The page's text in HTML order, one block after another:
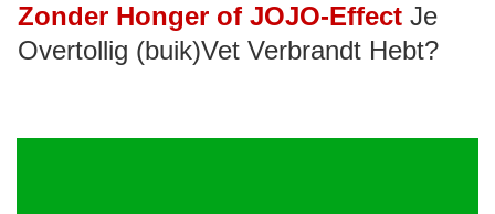
Zonder Honger of JOJO-Effect Je
Overtollig (buik)Vet Verbrandt Hebt?